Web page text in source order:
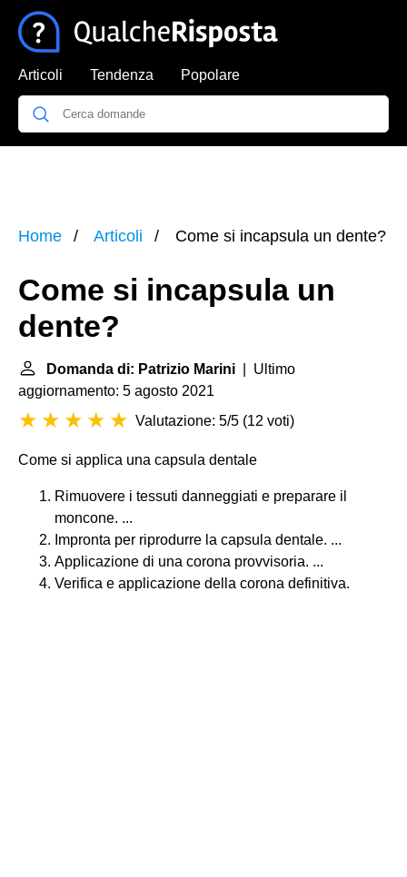
Articoli Tendenza Popolare
Home Articoli Come si incapsula un dente?
Come si incapsula un
dente?
Domanda di: Patrizio Marini | Ultimo
aggiornamento: 5 agosto 2021
Valutazione: 5/5 (12 voti)
Come si applica una capsula dentale
Rimuovere i tessuti danneggiati e preparare il
moncone. ...
Impronta per riprodurre la capsula dentale. ...
Applicazione di una corona provvisoria. ...
Verifica e applicazione della corona definitiva.